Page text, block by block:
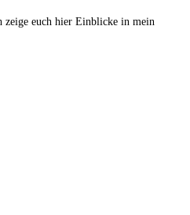
euch hier Einblicke in mein